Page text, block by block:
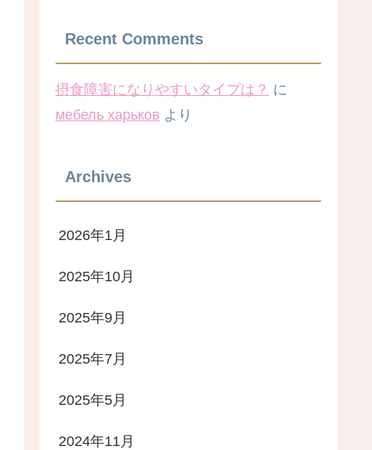
Recent Comments
摂食障害になりやすいタイプは？ に
мебель харьков より
Archives
2026年1月
2025年10月
2025年9月
2025年7月
2025年5月
2024年11月